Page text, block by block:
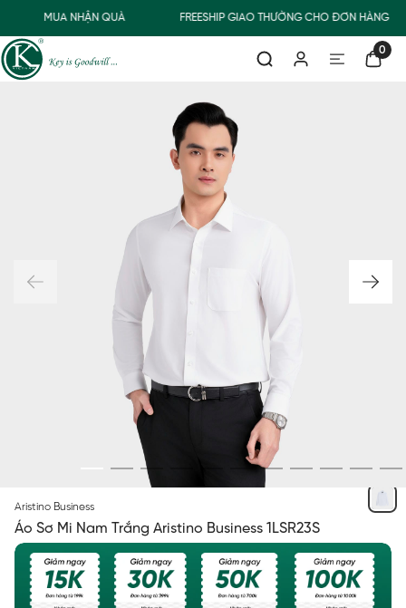
MUA NHẬN QUÀ FREESHIP GIAO THƯỜNG CHO ĐƠN HÀNG
0
Aristino Business
Áo Sơ Mi Nam Trắng Aristino Business 1LSR23S